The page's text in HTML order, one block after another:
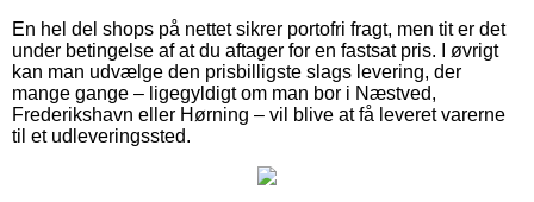
En hel del shops på nettet sikrer portofri fragt, men tit er det
under betingelse af at du aftager for en fastsat pris. I øvrigt
kan man udvælge den prisbilligste slags levering, der
mange gange – ligegyldigt om man bor i Næstved,
Frederikshavn eller Hørning – vil blive at få leveret varerne
til et udleveringssted.